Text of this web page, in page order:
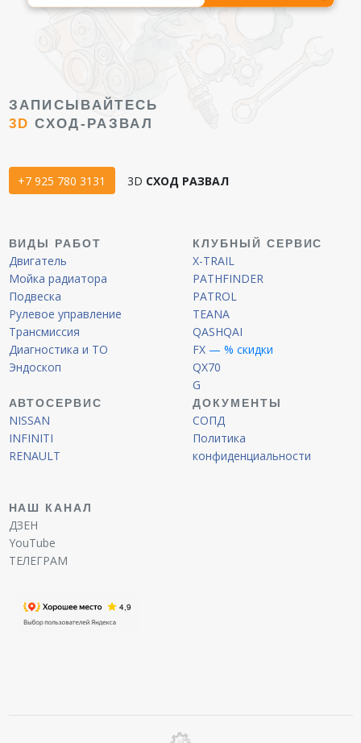
ЗАПИСЫВАЙТЕСЬ
3D СХОД-РАЗВАЛ
+7 925 780 3131 3D СХОД РАЗВАЛ
ВИДЫ РАБОТ
Двигатель
Мойка радиатора
Подвеска
Рулевое управление
Трансмиссия
Диагностика и ТО
Эндоскоп
КЛУБНЫЙ СЕРВИС
X-TRAIL
PATHFINDER
PATROL
TEANA
QASHQAI
FX — % скидки
QX70
G
АВТОСЕРВИС
NISSAN
INFINITI
RENAULT
ДОКУМЕНТЫ
СОПД
Политика
конфиденциальности
НАШ КАНАЛ
ДЗЕН
YouTube
ТЕЛЕГРАМ